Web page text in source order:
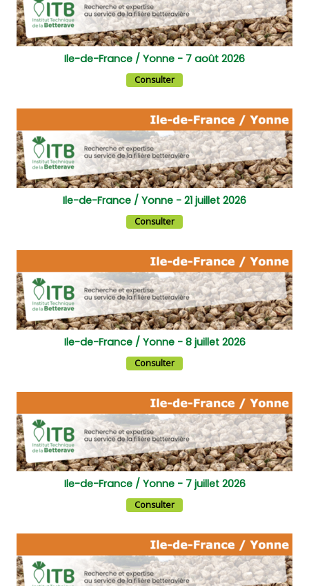
Ile-de-France / Yonne - 7 août 2026
Consulter
Ile-de-France / Yonne - 21 juillet 2026
Consulter
Ile-de-France / Yonne - 8 juillet 2026
Consulter
Ile-de-France / Yonne - 7 juillet 2026
Consulter